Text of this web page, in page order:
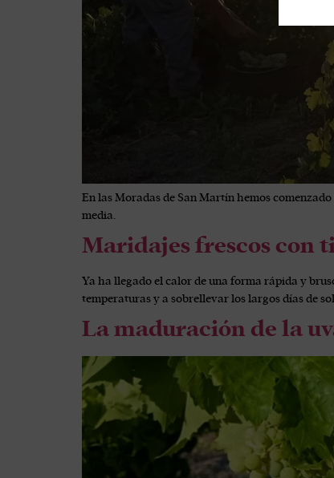
En las Moradas de San Martín hemos
media.
Maridajes frescos con
Ya ha llegado el calor de una forma rápida y
temperaturas y a sobrellevar los largos días de
La maduración de la